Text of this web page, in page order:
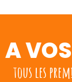
A
tous les